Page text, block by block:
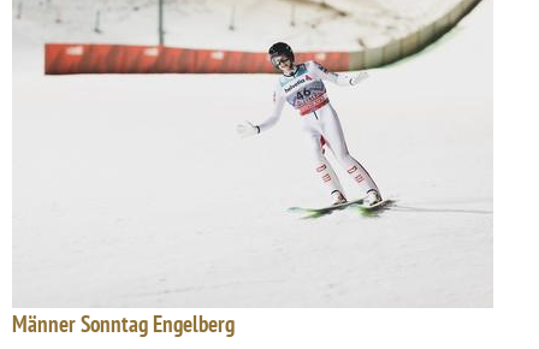
Männer Sonntag Engelberg